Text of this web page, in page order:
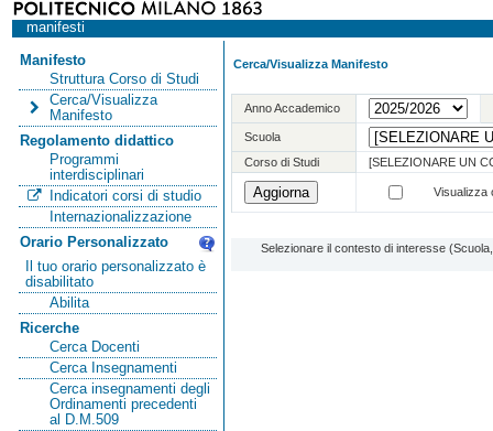
manifesti
Manifesto
Struttura Corso di Studi
Cerca/Visualizza
Manifesto
Regolamento didattico
Programmi
interdisciplinari
Indicatori corsi di studio
Internazionalizzazione
Orario Personalizzato
Il tuo orario personalizzato è
disabilitato
Abilita
Ricerche
Cerca Docenti
Cerca Insegnamenti
Cerca insegnamenti degli
Ordinamenti precedenti
al D.M.509
Cerca/Visualizza Manifesto
Anno Accademico
Scuola
Corso di Studi
[SELEZIONARE UN
Visualizza
Selezionare il contesto di interesse